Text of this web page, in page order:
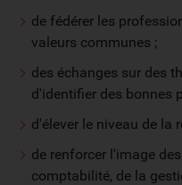
de fédérer les
valeurs communes ;
des échanges sur des
d'identifier des bonnes
d'élever le niveau de la
de renforcer l'image
comptabilité, de la